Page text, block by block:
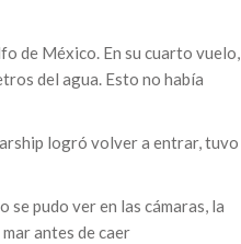
de México. En su cuarto vuelo,
del agua. Esto no había
logró volver a entrar, tuvo
pudo ver en las cámaras, la
antes de caer